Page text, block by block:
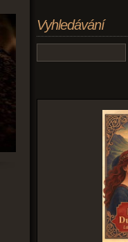
Vyhledávání